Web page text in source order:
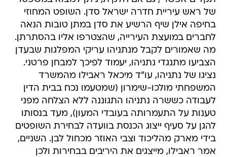
של ראש עיריית חדרה ישראל סדן. השופט המחוזי
בחיפה אילן שיף הרשיע את סדן במתן טובות הנאה
לחברים במועצת העירייה, שהצטרפו אליו בהסתרתן.
מה שאמורים לקבל מנתניהו עריקי המפלגות שבעדן
הצביעו מתנגדי נתניהו, יעמוד לפיכך למבחן פרטני.
נציגו של נתניהו, עו"ד מיכאל ראבילו מהמשרד
המשפחתי מולכו-שימרון (שמטעמו נכח בבית הדין
לעבודה כששרה נתניהו התגוננה ללא הצלחה מפני
טענות על התעמרותה בעובדי המעון), מעד בנסותו
להגן על סעיף ייצוג הכנסת בוועדה לבחירת השופטים
בידי מארק מהליכוד וצבי האוזר מכחול לבן. השניים,
אמר ראבילו, מייצגים את היריבים בבחירות ולכן